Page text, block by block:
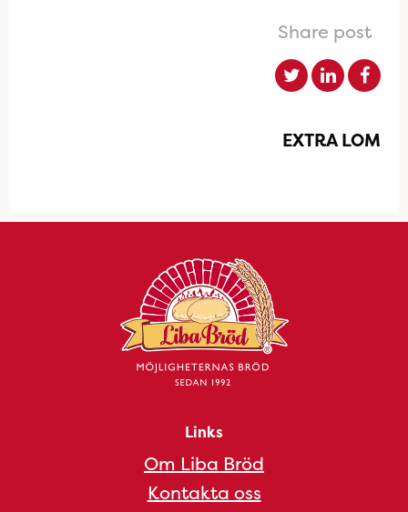
Share post
EXTRA LOM
Links
Om Liba Bröd
Kontakta oss